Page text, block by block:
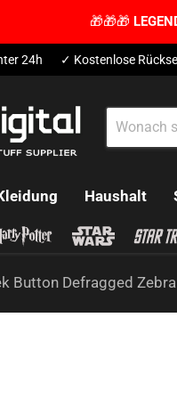
🎁🎁🎁
24h ✓ Kostenlose
Haushalt
Button Defragged Zebra